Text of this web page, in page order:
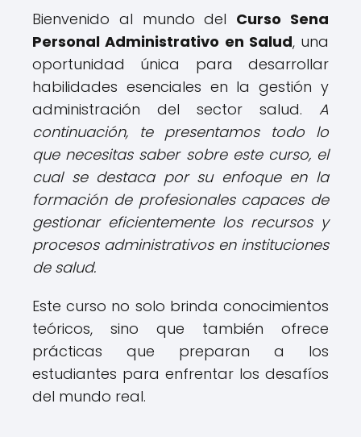
Bienvenido al mundo del Curso Sena
Personal Administrativo en Salud, una
oportunidad única para desarrollar
habilidades esenciales en la gestión y
administración del sector salud. A
continuación, te presentamos todo lo
que necesitas saber sobre este curso, el
cual se destaca por su enfoque en la
formación de profesionales capaces de
gestionar eficientemente los recursos y
procesos administrativos en instituciones
de salud.
Este curso no solo brinda conocimientos
teóricos, sino que también ofrece
prácticas que preparan a los
estudiantes para enfrentar los desafíos
del mundo real.